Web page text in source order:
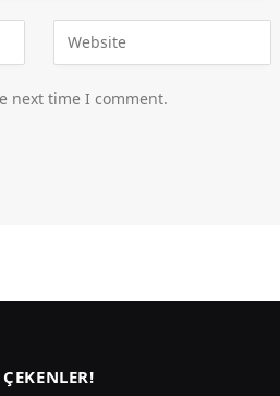
next time I comment.